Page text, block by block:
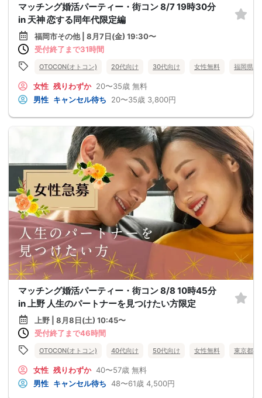
マッチング婚活パーティー・街コン 8/7 19時30分
in 天神 恋する同年代限定編
福岡市その他 | 8月7日(金) 19:30〜
受付終了まで31時間
OTOCON(オトコン) 20代向け 30代向け 女性無料 福岡県
女性 残りわずか 20〜35歳 無料
男性 キャンセル待ち 20〜35歳 3,800円
マッチング婚活パーティー・街コン 8/8 10時45分
in 上野 人生のパートナーを見つけたい方限定
上野 | 8月8日(土) 10:45〜
受付終了まで46時間
OTOCON(オトコン) 40代向け 50代向け 女性無料 東京都
女性 残りわずか 40〜57歳 無料
男性 キャンセル待ち 48〜61歳 4,500円